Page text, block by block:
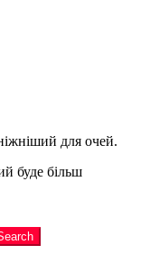
для очей.
буде більш